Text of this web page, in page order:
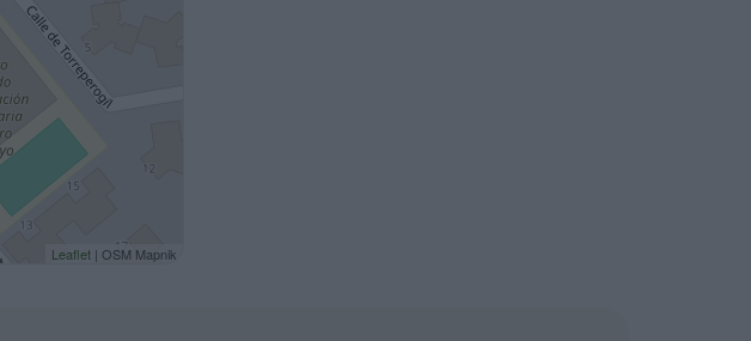
Leaflet| OSM Mapnik